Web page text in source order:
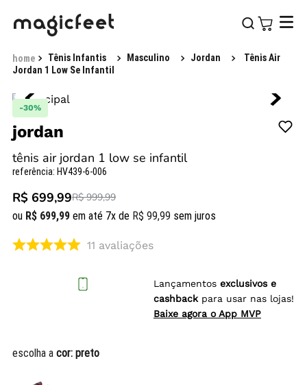
Tênis Infantis Masculino Jordan
Tênis Air
Jordan 1 Low Se Infantil
-30%
jordan
tênis air jordan 1 low se infantil
referência: HV439-6-006
R$ 699,99R$ 999,99
ou R$ 699,99 em até 7x de R$ 99,99 sem juros
11 avaliações
Lançamentos exclusivos e
cashback para usar nas lojas!
Baixe agora o App MVP
escolha a cor: preto